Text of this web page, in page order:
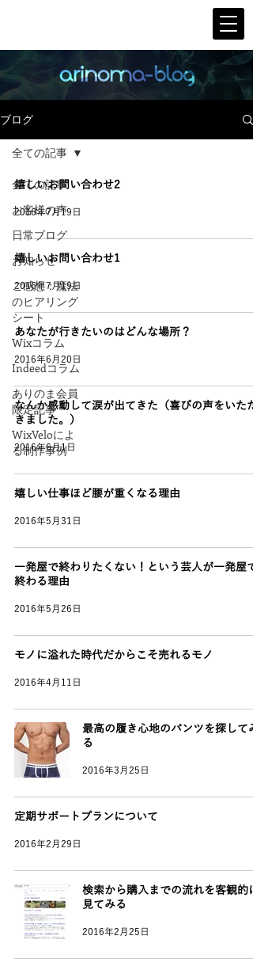
ブログ
全ての記事
お客様の声
日常ブログ
お知らせ
ご感想：魔法
のヒアリング
シート
Wixコラム
Indeedコラム
ありのま会員
限定記事
WixVeloによ
る制作事例
全ての記事
嬉しいお問い合わせ2
2016年7月19日
嬉しいお問い合わせ1
2016年7月19日
あなたが行きたいのはどんな場所？
2016年6月20日
なんか感動して涙が出てきた（喜びの声をいただ
きました。）
2016年6月1日
嬉しい仕事ほど腰が重くなる理由
2016年5月31日
一発屋で終わりたくない！という芸人が一発屋で
終わる理由
2016年5月26日
モノに溢れた時代だからこそ売れるモノ
2016年4月11日
最高の履き心地のパンツを探してみ
る
2016年3月25日
定期サポートプランについて
2016年2月29日
検索から購入までの流れを客観的に
見てみる
2016年2月25日